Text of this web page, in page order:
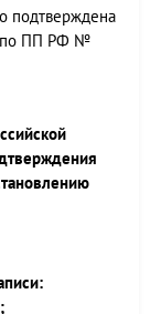
подтверждена
по ПП РФ №